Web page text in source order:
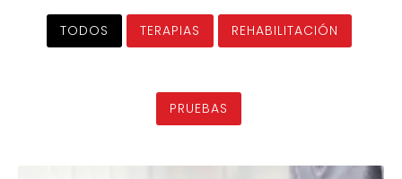
TODOS TERAPIAS REHABILITACIÓN
PRUEBAS